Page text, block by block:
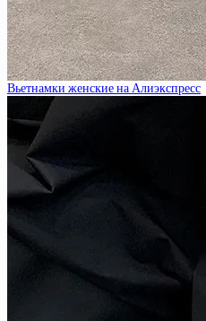
Вьетнамки женские на Алиэкспресс